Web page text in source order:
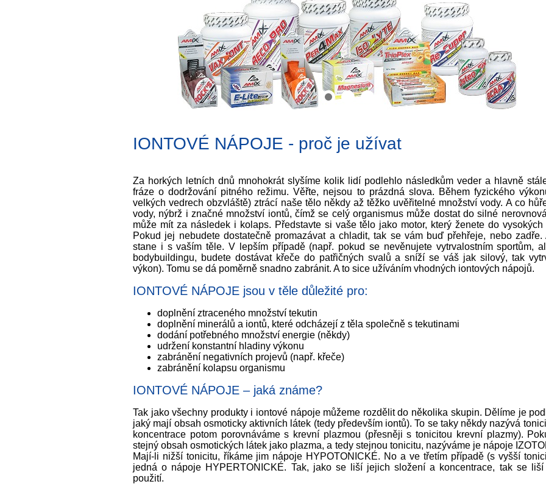
IONTOVÉ NÁPOJE - proč je užívat
Za horkých letních dnů mnohokrát slyšíme kolik lidí podlehlo následkům veder a hlavně
fráze o dodržování pitného režimu. Věřte, nejsou to prázdná slova. Během fyzického
velkých vedrech obzvláště) ztrácí naše tělo někdy až těžko uvěřitelné množství vody. A co
vody, nýbrž i značné množství iontů, čímž se celý organismus může dostat do silné
může mít za následek i kolaps. Představte si vaše tělo jako motor, který ženete do vysokých
Pokud jej nebudete dostatečně promazávat a chladit, tak se vám buď přehřeje, nebo zadře.
stane i s vaším těle. V lepším případě (např. pokud se nevěnujete vytrvalostním sportům,
bodybuildingu, budete dostávat křeče do patřičných svalů a sníží se váš jak silový, tak
výkon). Tomu se dá poměrně snadno zabránit. A to sice užíváním vhodných iontových nápojů.
IONTOVÉ NÁPOJE jsou v těle důležité pro:
doplnění ztraceného množství tekutin
doplnění minerálů a iontů, které odcházejí z těla společně s tekutinami
dodání potřebného množství energie (někdy)
udržení konstantní hladiny výkonu
zabránění negativních projevů (např. křeče)
zabránění kolapsu organismu
IONTOVÉ NÁPOJE – jaká známe?
Tak jako všechny produkty i iontové nápoje můžeme rozdělit do několika skupin. Dělíme je
jaký mají obsah osmoticky aktivních látek (tedy především iontů). To se taky někdy nazývá
koncentrace potom porovnáváme s krevní plazmou (přesněji s tonicitou krevní plazmy).
stejný obsah osmotických látek jako plazma, a tedy stejnou tonicitu, nazýváme je nápoje
Mají-li nižší tonicitu, říkáme jim nápoje HYPOTONICKÉ. No a ve třetím případě (s vyšší
jedná o nápoje HYPERTONICKÉ. Tak, jako se liší jejich složení a koncentrace, tak se
použití.
Isotonic drink 1000g
756 Kč
Ganic Vitamin voda
ananas/kiwi 500ml
42 Kč
detail
Isostar Power Tabs
10 tablet
147 Kč
detail
Vitamin
500ml
47 Kč